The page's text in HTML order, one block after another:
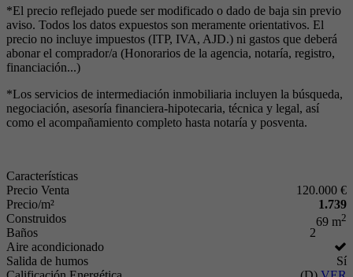
*El precio reflejado puede ser modificado o dado de baja sin previo
aviso. Todos los datos expuestos son meramente orientativos. El
precio no incluye impuestos (ITP, IVA, AJD.) ni gastos que deberá
abonar el comprador/a (Honorarios de la agencia, notaría, registro,
financiación...)
*Los servicios de intermediación inmobiliaria incluyen la búsqueda,
negociación, asesoría financiera-hipotecaria, técnica y legal, así
como el acompañamiento completo hasta notaría y posventa.
Características
Precio Venta
120.000 €
Precio/m²
1.739
Construidos
69 m2
Baños
2
Aire acondicionado
Salida de humos
Sí